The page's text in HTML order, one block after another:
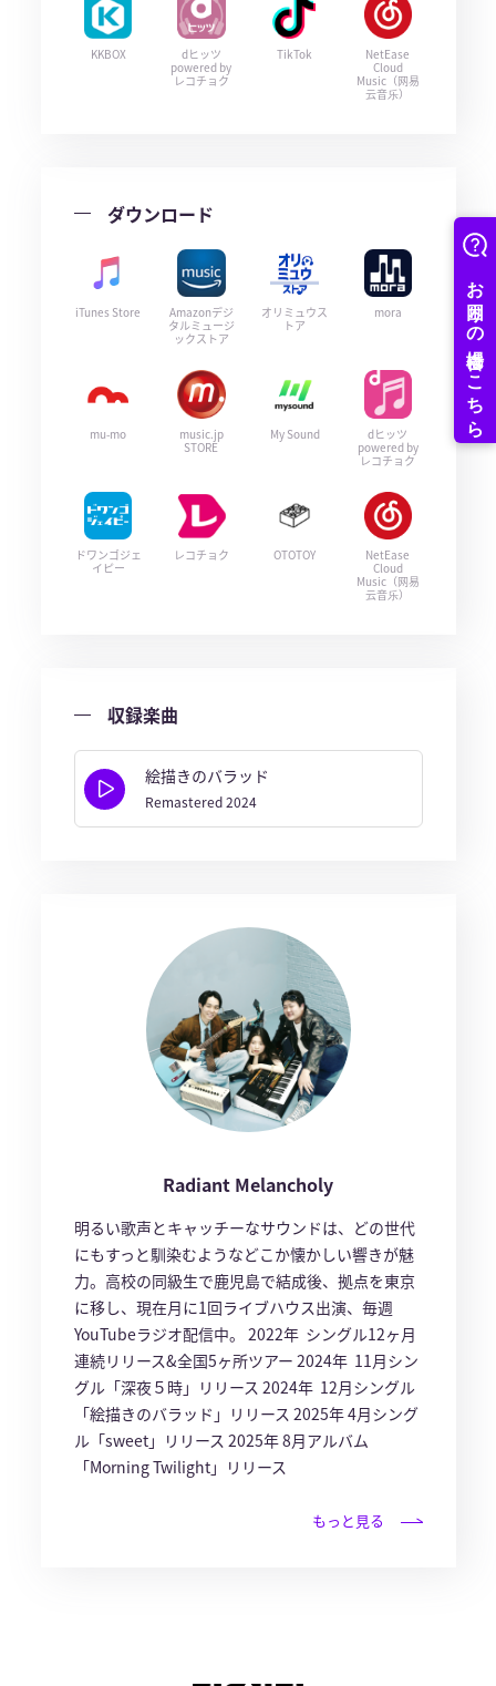
KKBOX
dヒッツ
powered by
レコチョク
TikTok
NetEase
Cloud
Music（网易
云音乐）
ダウンロード
iTunes Store
Amazonデジ
タルミュージ
ックストア
オリミュウス
トア
mora
mu-mo
music.jp
STORE
My Sound
dヒッツ
powered by
レコチョク
ドワンゴジェ
イピー
レコチョク OTOTOY
NetEase
Cloud
Music（网易
云音乐）
収録楽曲
絵描きのバラッド
Remastered 2024
Radiant Melancholy
明るい歌声とキャッチーなサウンドは、どの世代
にもすっと馴染むようなどこか懐かしい響きが魅
力。高校の同級生で鹿児島で結成後、拠点を東京
に移し、現在月に1回ライブハウス出演、毎週
YouTubeラジオ配信中。 2022年 シングル12ヶ月
連続リリース&全国5ヶ所ツアー 2024年 11月シン
グル「深夜５時」リリース 2024年 12月シングル
「絵描きのバラッド」リリース 2025年 4月シング
ル「sweet」リリース 2025年 8月アルバム
「Morning Twilight」リリース
もっと見る